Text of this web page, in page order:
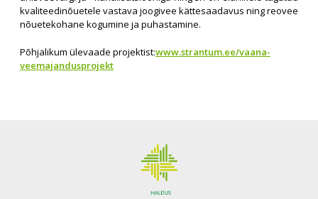
kvaliteedinõuetele vastava joogivee kättesaadavus ning reovee
nõuetekohane kogumine ja puhastamine.
Põhjalikum ülevaade projektist:www.strantum.ee/vaana-
veemajandusprojekt